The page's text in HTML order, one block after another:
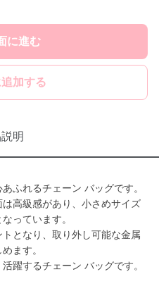
に進む
加する
明
ふれるチェーン バッグです。
高級感があり、小さめサイズ
っています。
となり、取り外し可能な金属
ます。
躍するチェーン バッグです。